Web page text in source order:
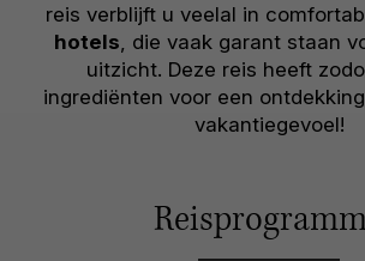
reis verblijft u veelal in
hotels, die vaak garant staan
uitzicht. Deze reis heeft
ingrediënten voor een
vakantiegevoel!